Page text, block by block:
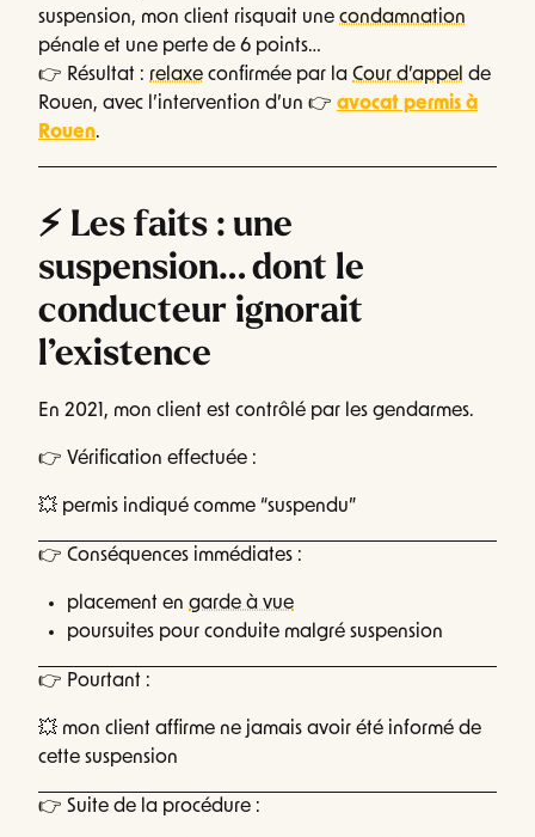
suspension, mon client risquait une condamnation
pénale et une perte de 6 points…
👉 Résultat : relaxe confirmée par la Cour d’appel de
Rouen, avec l’intervention d’un 👉 avocat permis à
Rouen.
⚡ Les faits : une
suspension… dont le
conducteur ignorait
l’existence
En 2021, mon client est contrôlé par les gendarmes.
👉 Vérification effectuée :
💥 permis indiqué comme “suspendu”
👉 Conséquences immédiates :
placement en garde à vue
poursuites pour conduite malgré suspension
👉 Pourtant :
💥 mon client affirme ne jamais avoir été informé de
cette suspension
👉 Suite de la procédure :